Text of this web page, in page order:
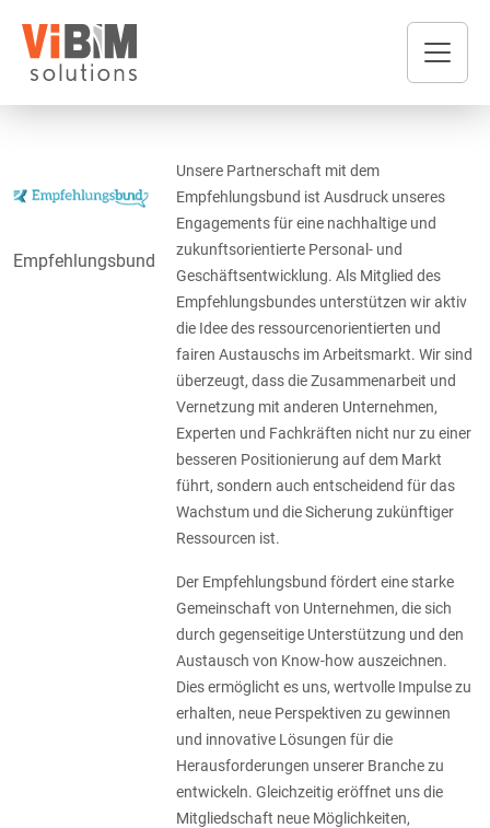
Empfehlungsbund
Unsere Partnerschaft mit dem
Empfehlungsbund ist Ausdruck unseres
Engagements für eine nachhaltige und
zukunftsorientierte Personal- und
Geschäftsentwicklung. Als Mitglied des
Empfehlungsbundes unterstützen wir aktiv
die Idee des ressourcenorientierten und
fairen Austauschs im Arbeitsmarkt. Wir sind
überzeugt, dass die Zusammenarbeit und
Vernetzung mit anderen Unternehmen,
Experten und Fachkräften nicht nur zu einer
besseren Positionierung auf dem Markt
führt, sondern auch entscheidend für das
Wachstum und die Sicherung zukünftiger
Ressourcen ist.
Der Empfehlungsbund fördert eine starke
Gemeinschaft von Unternehmen, die sich
durch gegenseitige Unterstützung und den
Austausch von Know-how auszeichnen.
Dies ermöglicht es uns, wertvolle Impulse zu
erhalten, neue Perspektiven zu gewinnen
und innovative Lösungen für die
Herausforderungen unserer Branche zu
entwickeln. Gleichzeitig eröffnet uns die
Mitgliedschaft neue Möglichkeiten,